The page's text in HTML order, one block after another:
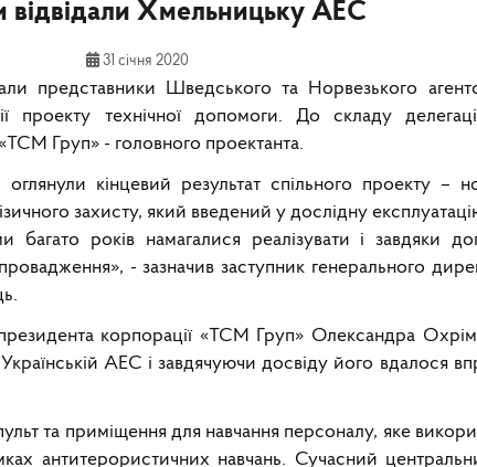
відвідали Хмельницьку АЕС
31 січня 2020
представники Шведського та Норвезького
проекту технічної допомоги. До складу
Груп» - головного проектанта.
кінцевий результат спільного проекту –
захисту, який введений у дослідну експлуатацію
років намагалися реалізувати і завдяки
- зазначив заступник генерального
корпорації «ТСМ Груп» Олександра
АЕС і завдячуючи досвіду його вдалося
та приміщення для навчання персоналу, яке
антитерористичних навчань. Сучасний